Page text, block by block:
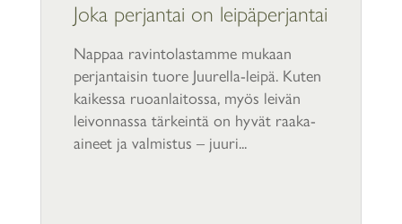
Joka perjantai on leipäperjantai
Nappaa ravintolastamme mukaan
perjantaisin tuore Juurella-leipä. Kuten
kaikessa ruoanlaitossa, myös leivän
leivonnassa tärkeintä on hyvät raaka-
aineet ja valmistus – juuri...